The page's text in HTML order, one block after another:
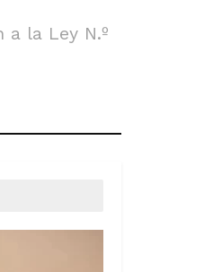
la Ley N.º